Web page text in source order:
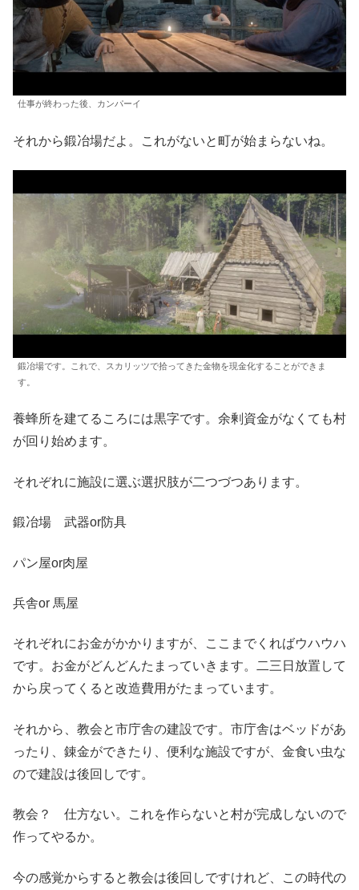
仕事が終わった後、カンパーイ
それから鍛冶場だよ。これがないと町が始まらないね。
鍛冶場です。これで、スカリッツで拾ってきた金物を現金化することができま
す。
養蜂所を建てるころには黒字です。余剰資金がなくても村
が回り始めます。
それぞれに施設に選ぶ選択肢が二つづつあります。
鍛冶場 武器or防具
パン屋or肉屋
兵舎or 馬屋
それぞれにお金がかかりますが、ここまでくればウハウハ
です。お金がどんどんたまっていきます。二三日放置して
から戻ってくると改造費用がたまっています。
それから、教会と市庁舎の建設です。市庁舎はベッドがあ
ったり、錬金ができたり、便利な施設ですが、金食い虫な
ので建設は後回しです。
教会？ 仕方ない。これを作らないと村が完成しないので
作ってやるか。
今の感覚からすると教会は後回しですけれど、この時代の